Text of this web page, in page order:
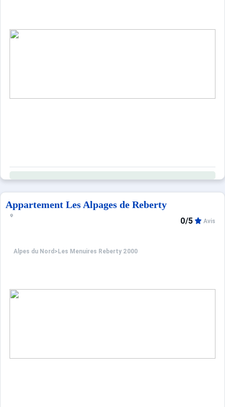
Appartement Les Alpages de Reberty
Alpes du Nord > Les Menuires Reberty 2000
0/5 Avis